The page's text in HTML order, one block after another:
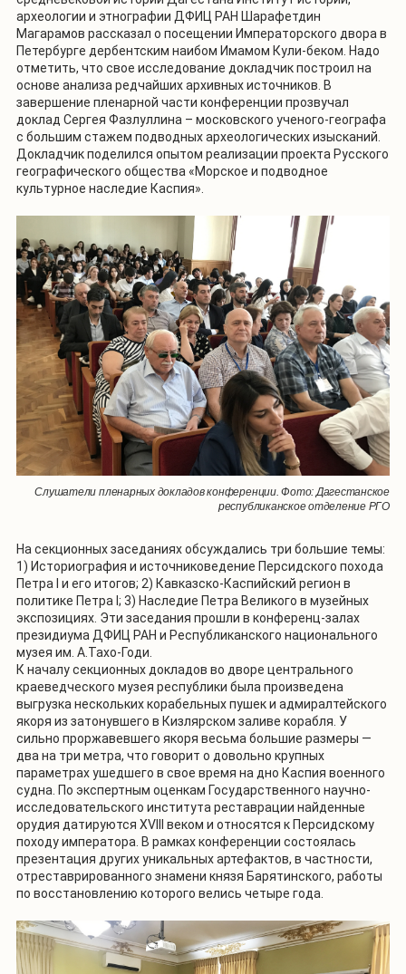
археологии и этнографии ДФИЦ РАН Шарафетдин
Магарамов рассказал о посещении Императорского двора в
Петербурге дербентским наибом Имамом Кули-беком. Надо
отметить, что свое исследование докладчик построил на
основе анализа редчайших архивных источников. В
завершение пленарной части конференции прозвучал
доклад Сергея Фазлуллина – московского ученого-географа
с большим стажем подводных археологических изысканий.
Докладчик поделился опытом реализации проекта Русского
географического общества «Морское и подводное
культурное наследие Каспия».
Слушатели пленарных докладов конференции. Фото: Дагестанское
республиканское отделение РГО
На секционных заседаниях обсуждались три большие темы:
1) Историография и источниковедение Персидского похода
Петра I и его итогов; 2) Кавказско-Каспийский регион в
политике Петра I; 3) Наследие Петра Великого в музейных
экспозициях. Эти заседания прошли в конференц-залах
президиума ДФИЦ РАН и Республиканского национального
музея им. А.Тахо-Годи.
К началу секционных докладов во дворе центрального
краеведческого музея республики была произведена
выгрузка нескольких корабельных пушек и адмиралтейского
якоря из затонувшего в Кизлярском заливе корабля. У
сильно проржавевшего якоря весьма большие размеры —
два на три метра, что говорит о довольно крупных
параметрах ушедшего в свое время на дно Каспия военного
судна. По экспертным оценкам Государственного научно-
исследовательского института реставрации найденные
орудия датируются XVIII веком и относятся к Персидскому
походу императора. В рамках конференции состоялась
презентация других уникальных артефактов, в частности,
отреставрированного знамени князя Барятинского, работы
по восстановлению которого велись четыре года.